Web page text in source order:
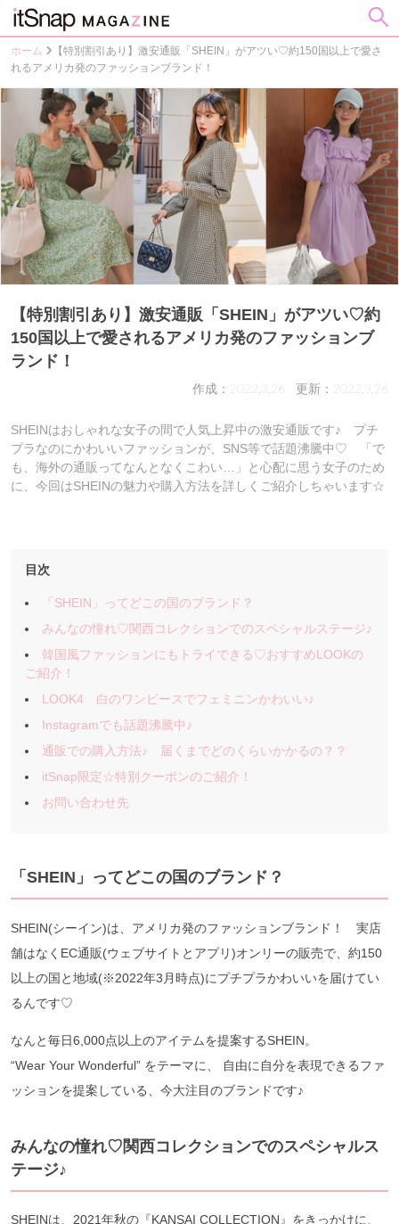
ホーム
【特別割引あり】激安通販「SHEIN」がアツい♡約150国以上で愛さ
れるアメリカ発のファッションブランド！
【特別割引あり】激安通販「SHEIN」がアツい♡約
150国以上で愛されるアメリカ発のファッションブ
ランド！
作成：2022.3.26 更新：2022.3.26
SHEINはおしゃれな女子の間で人気上昇中の激安通販です♪ プチ
プラなのにかわいいファッションが、SNS等で話題沸騰中♡ 「で
も、海外の通販ってなんとなくこわい…」と心配に思う女子のため
に、今回はSHEINの魅力や購入方法を詳しくご紹介しちゃいます☆
目次
「SHEIN」ってどこの国のブランド？
みんなの憧れ♡関西コレクションでのスペシャルステージ♪
韓国風ファッションにもトライできる♡おすすめLOOKの
ご紹介！
LOOK4 白のワンピースでフェミニンかわいい♪
Instagramでも話題沸騰中♪
通販での購入方法♪ 届くまでどのくらいかかるの？？
itSnap限定☆特別クーポンのご紹介！
お問い合わせ先
「SHEIN」ってどこの国のブランド？
SHEIN(シーイン)は、アメリカ発のファッションブランド！ 実店
舗はなくEC通販(ウェブサイトとアプリ)オンリーの販売で、約150
以上の国と地域(※2022年3月時点)にプチプラかわいいを届けてい
るんです♡
なんと毎日6,000点以上のアイテムを提案するSHEIN。
“Wear Your Wonderful” をテーマに、 自由に自分を表現できるファ
ッションを提案している、今大注目のブランドです♪
みんなの憧れ♡関西コレクションでのスペシャルス
テージ♪
SHEINは、2021年秋の『KANSAI COLLECTION』をきっかけに、